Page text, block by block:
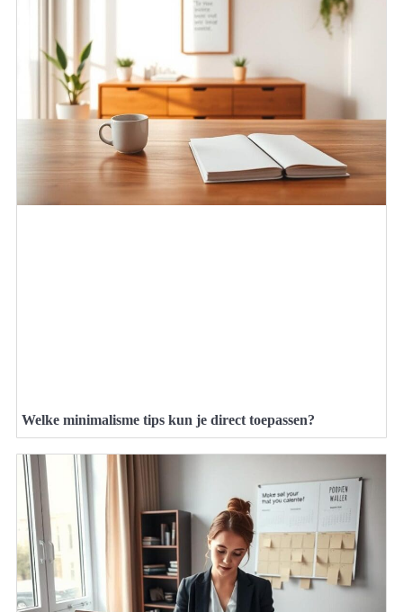
Welke minimalisme tips kun je direct toepassen?